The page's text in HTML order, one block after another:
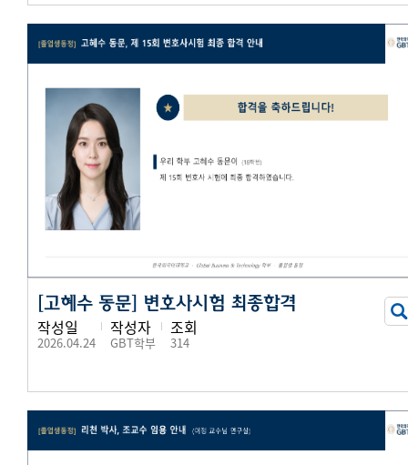
[고혜수 동문] 변호사시험 최종합격
작성일
2026.04.24
작성자
GBT학부
조회
314